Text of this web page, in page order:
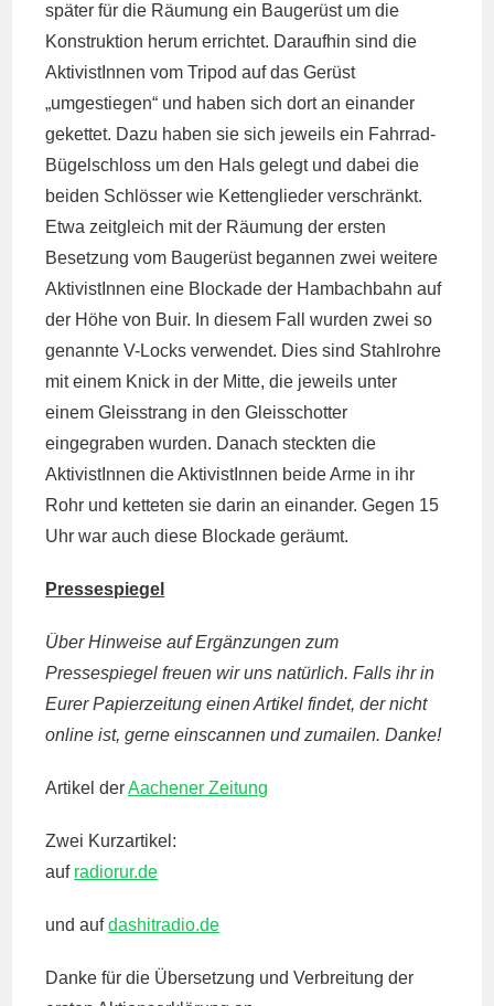
später für die Räumung ein Baugerüst um die
Konstruktion herum errichtet. Daraufhin sind die
AktivistInnen vom Tripod auf das Gerüst
„umgestiegen“ und haben sich dort an einander
gekettet. Dazu haben sie sich jeweils ein Fahrrad-
Bügelschloss um den Hals gelegt und dabei die
beiden Schlösser wie Kettenglieder verschränkt.
Etwa zeitgleich mit der Räumung der ersten
Besetzung vom Baugerüst begannen zwei weitere
AktivistInnen eine Blockade der Hambachbahn auf
der Höhe von Buir. In diesem Fall wurden zwei so
genannte V-Locks verwendet. Dies sind Stahlrohre
mit einem Knick in der Mitte, die jeweils unter
einem Gleisstrang in den Gleisschotter
eingegraben wurden. Danach steckten die
AktivistInnen die AktivistInnen beide Arme in ihr
Rohr und ketteten sie darin an einander. Gegen 15
Uhr war auch diese Blockade geräumt.
Pressespiegel
Über Hinweise auf Ergänzungen zum
Pressespiegel freuen wir uns natürlich. Falls ihr in
Eurer Papierzeitung einen Artikel findet, der nicht
online ist, gerne einscannen und zumailen. Danke!
Artikel derAachener Zeitung
Zwei Kurzartikel:
auf radiorur.de
und aufdashitradio.de
Danke für die Übersetzung und Verbreitung der